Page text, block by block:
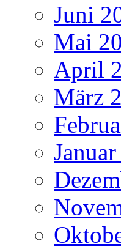
Juni
Mai
April
März